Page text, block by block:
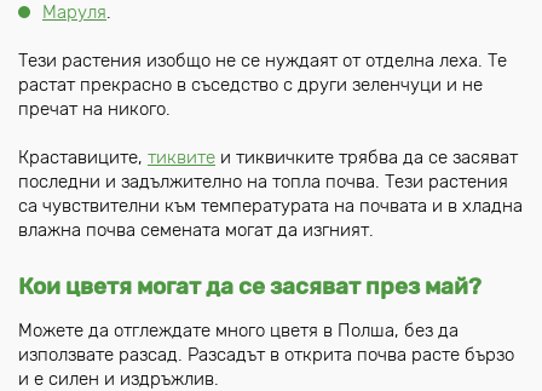
Mаруля.
Тези растения изобщо не се нуждаят от отделна леха. Те
растат прекрасно в съседство с други зеленчуци и не
пречат на никого.
Краставиците, тиквите и тиквичките трябва да се засяват
последни и задължително на топла почва. Тези растения
са чувствителни към температурата на почвата и в хладна
влажна почва семената могат да изгният.
Кои цветя могат да се засяват през май?
Можете да отглеждате много цветя в Полша, без да
използвате разсад. Разсадът в открита почва расте бързо
и е силен и издръжлив.